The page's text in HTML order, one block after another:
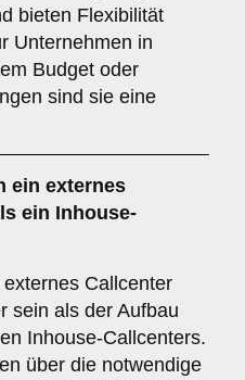
bieten Flexibilität
Unternehmen in
Budget oder
sind sie eine
ein externes
ein Inhouse-
Callcenter
sein als der Aufbau
Inhouse-Callcenters.
über die notwendige